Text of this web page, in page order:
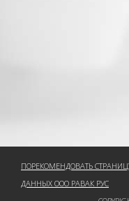
ПОРЕКОМЕНДОВАТЬ
ДАННЫХ ООО РАВАК РУС